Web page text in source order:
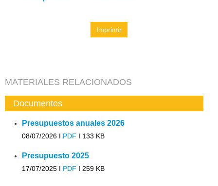
Imprimir
MATERIALES RELACIONADOS
Documentos
Presupuestos anuales 2026
08/07/2026 I PDF I 133 KB
Presupuesto 2025
17/07/2025 I PDF I 259 KB